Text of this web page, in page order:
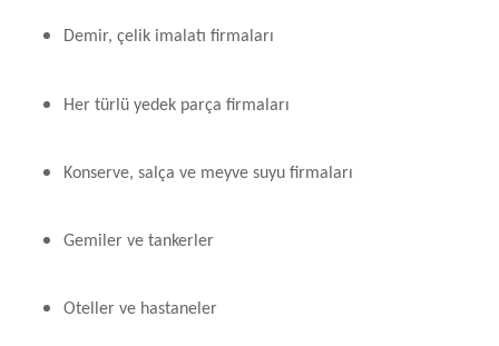
Demir, çelik imalatı firmaları
Her türlü yedek parça firmaları
Konserve, salça ve meyve suyu firmaları
Gemiler ve tankerler
Oteller ve hastaneler